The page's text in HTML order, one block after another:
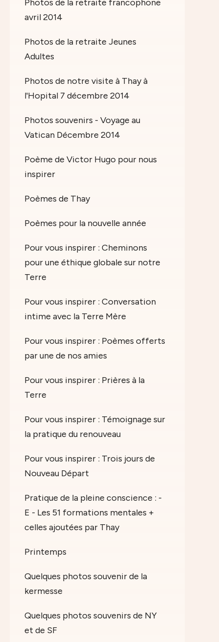
Photos de la retraite francophone
avril 2014
Photos de la retraite Jeunes
Adultes
Photos de notre visite à Thay à
l'Hopital 7 décembre 2014
Photos souvenirs - Voyage au
Vatican Décembre 2014
Poème de Victor Hugo pour nous
inspirer
Poèmes de Thay
Poèmes pour la nouvelle année
Pour vous inspirer : Cheminons
pour une éthique globale sur notre
Terre
Pour vous inspirer : Conversation
intime avec la Terre Mère
Pour vous inspirer : Poèmes offerts
par une de nos amies
Pour vous inspirer : Prières à la
Terre
Pour vous inspirer : Témoignage sur
la pratique du renouveau
Pour vous inspirer : Trois jours de
Nouveau Départ
Pratique de la pleine conscience : -
E - Les 51 formations mentales +
celles ajoutées par Thay
Printemps
Quelques photos souvenir de la
kermesse
Quelques photos souvenirs de NY
et de SF